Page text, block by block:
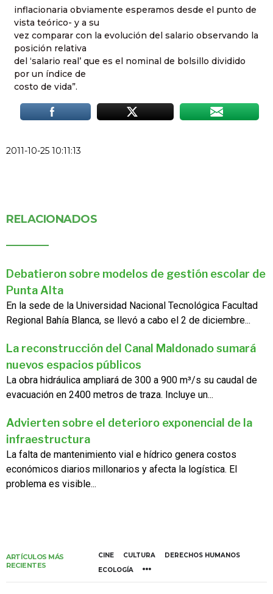
inflacionaria obviamente esperamos desde el punto de
vista teórico- y a su
vez comparar con la evolución del salario observando la
posición relativa
del ‘salario real’ que es el nominal de bolsillo dividido
por un índice de
costo de vida”.
2011-10-25 10:11:13
RELACIONADOS
Debatieron sobre modelos de gestión escolar de
Punta Alta
En la sede de la Universidad Nacional Tecnológica Facultad
Regional Bahía Blanca, se llevó a cabo el 2 de diciembre...
La reconstrucción del Canal Maldonado sumará
nuevos espacios públicos
La obra hidráulica ampliará de 300 a 900 m³/s su caudal de
evacuación en 2400 metros de traza. Incluye un...
Advierten sobre el deterioro exponencial de la
infraestructura
La falta de mantenimiento vial e hídrico genera costos
económicos diarios millonarios y afecta la logística. El
problema es visible...
ARTÍCULOS MÁS
RECIENTES
CINE CULTURA
DERECHOS HUMANOS
ECOLOGÍA